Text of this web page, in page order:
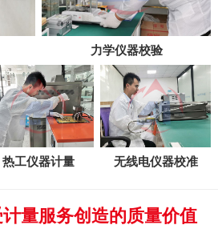
力学仪器校验
热工仪器计量 无线电仪器校准
量服务创造的质量价值